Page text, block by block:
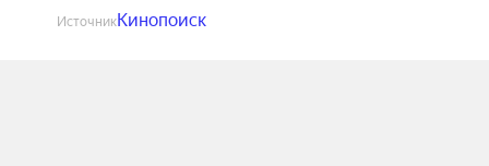
ИсточникКинопоиск